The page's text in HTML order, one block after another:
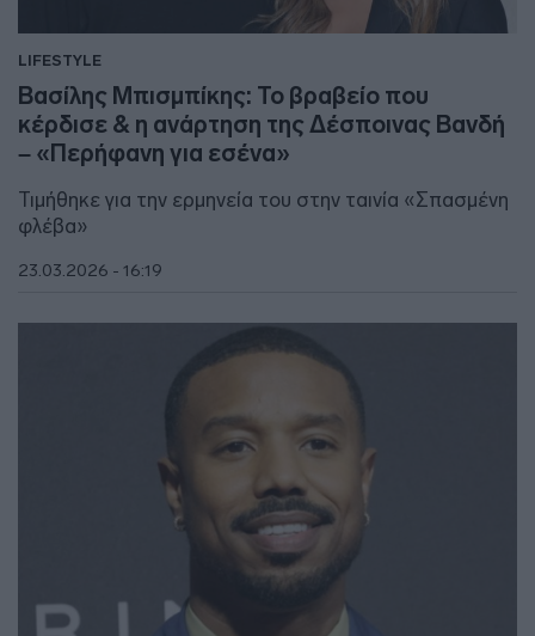
LIFESTYLE
Βασίλης Μπισμπίκης: Το βραβείο που
κέρδισε & η ανάρτηση της Δέσποινας Βανδή
– «Περήφανη για εσένα»
Τιμήθηκε για την ερμηνεία του στην ταινία «Σπασμένη
φλέβα»
23.03.2026 - 16:19